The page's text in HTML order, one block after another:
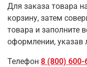
Для заказа товара
корзину, затем
товара и заполните
оформлении, указав
Телефон 8 (800) 600-